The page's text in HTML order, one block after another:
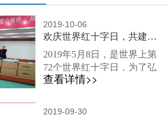
2019-10-06
欢庆世界红十字日，共建美好福利院。
2019年5月8日，是世界上第
72个世界红十字日，为了弘
扬尊老、敬老的传统美德
精神，大力开展红十字养老
查看详情>>
2019-09-30